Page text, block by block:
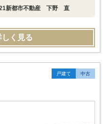
21新都市不動産 下野 直
く見る
戸建て 中古